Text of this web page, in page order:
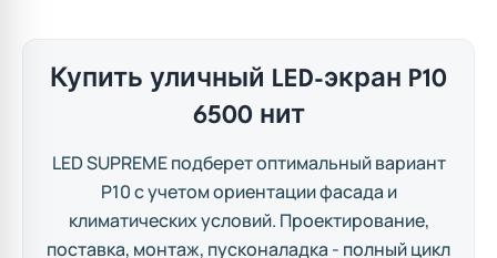
Купить уличный LED-экран P10
6500 нит
LED SUPREME подберет оптимальный вариант
P10 с учетом ориентации фасада и
климатических условий. Проектирование,
поставка, монтаж, пусконаладка - полный цикл